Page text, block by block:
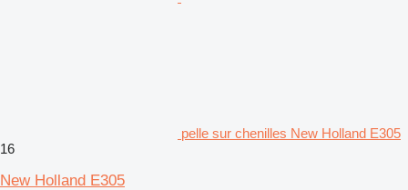
pelle sur chenilles New Holland E305
16
New Holland E305